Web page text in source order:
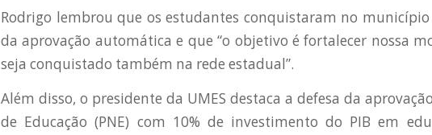
Rodrigo lembrou que os estudantes conquistaram no município
da aprovação automática e que “o objetivo é fortalecer nossa
seja conquistado também na rede estadual”.
Além disso, o presidente da UMES destaca a defesa da
de Educação (PNE) com 10% de investimento do PIB em